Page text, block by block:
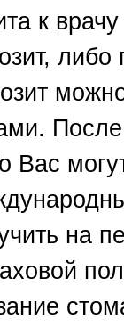
к
либо
Вас
на